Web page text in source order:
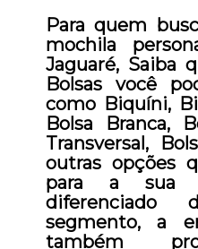
Para quem
mochila
Jaguaré, Saiba
Bolsas você
como Biquíni,
Bolsa Branca,
Transversal,
outras opções
para a sua
segmento, a
também